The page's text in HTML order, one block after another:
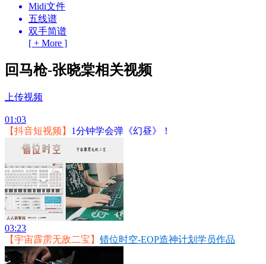
Midi文件
五线谱
双手简谱
[ + More ]
回马枪-张晓棠相关视频
上传视频
01:03
【抖音短视频】 1分钟学会弹《幻昼》！
03:23
【宇宙霹雳无敌二宝】 错位时空-EOP造神计划学员作品